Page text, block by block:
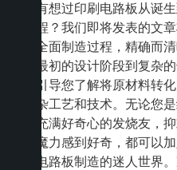
有想过印刷电路板从诞
程？我们即将发表的文
全面制造过程，精确而
最初的设计阶段到复杂
引导您了解将原材料转
杂工艺和技术。无论您
充满好奇心的发烧友，
魔力感到好奇，都可以
电路板制造的迷人世界